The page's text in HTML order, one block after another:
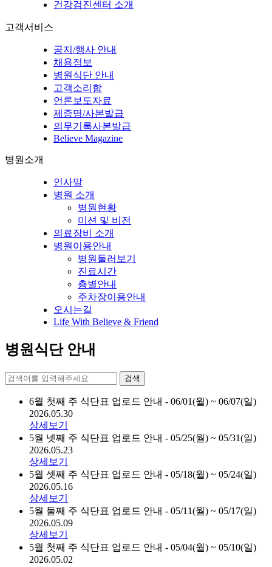
건강검진센터 소개
고객서비스
공지/행사 안내
채용정보
병원식단 안내
고객소리함
언론보도자료
제증명/사본발급
의무기록사본발급
Believe Magazine
병원소개
인사말
병원 소개
병원현황
미션 및 비전
의료장비 소개
병원이용안내
병원둘러보기
진료시간
층별안내
주차장이용안내
오시는길
Life With Believe & Friend
병원식단 안내
검색
6월 첫째 주 식단표 업로드 안내 - 06/01(월) ~ 06/07(일)
2026.05.30
상세보기
5월 넷째 주 식단표 업로드 안내 - 05/25(월) ~ 05/31(일)
2026.05.23
상세보기
5월 셋째 주 식단표 업로드 안내 - 05/18(월) ~ 05/24(일)
2026.05.16
상세보기
5월 둘째 주 식단표 업로드 안내 - 05/11(월) ~ 05/17(일)
2026.05.09
상세보기
5월 첫째 주 식단표 업로드 안내 - 05/04(월) ~ 05/10(일)
2026.05.02